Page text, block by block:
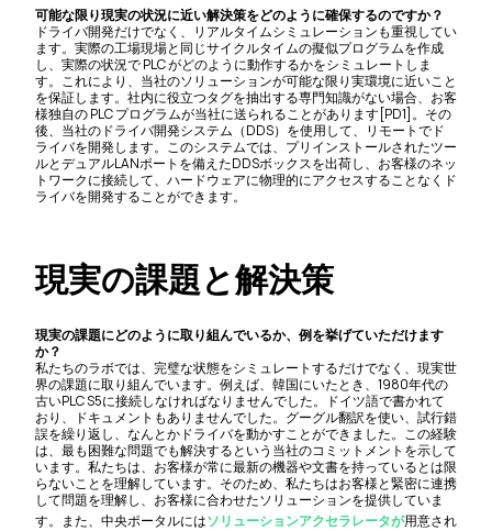
可能な限り現実の状況に近い解決策をどのように確保するのですか？
ドライバ開発だけでなく、リアルタイムシミュレーションも重視してい
ます。実際の工場現場と同じサイクルタイムの擬似プログラムを作成
し、実際の状況で PLC がどのように動作するかをシミュレートしま
す。これにより、当社のソリューションが可能な限り実環境に近いこと
を保証します。社内に役立つタグを抽出する専門知識がない場合、お客
様独自の PLC プログラムが当社に送られることがあります[PD1]。その
後、当社のドライバ開発システム（DDS）を使用して、リモートでド
ライバを開発します。このシステムでは、プリインストールされたツー
ルとデュアルLANポートを備えたDDSボックスを出荷し、お客様のネッ
トワークに接続して、ハードウェアに物理的にアクセスすることなくド
ライバを開発することができます。
現実の課題と解決策
現実の課題にどのように取り組んでいるか、例を挙げていただけます
か？
私たちのラボでは、完璧な状態をシミュレートするだけでなく、現実世
界の課題に取り組んでいます。例えば、韓国にいたとき、1980年代の
古いPLC S5に接続しなければなりませんでした。ドイツ語で書かれて
おり、ドキュメントもありませんでした。グーグル翻訳を使い、試行錯
誤を繰り返し、なんとかドライバを動かすことができました。この経験
は、最も困難な問題でも解決するという当社のコミットメントを示して
います。私たちは、お客様が常に最新の機器や文書を持っているとは限
らないことを理解しています。そのため、私たちはお客様と緊密に連携
して問題を理解し、お客様に合わせたソリューションを提供していま
す。また、中央ポータルにはソリューションアクセラレータが用意され